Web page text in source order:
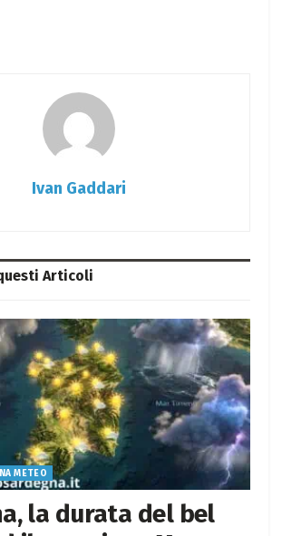
Ivan Gaddari
Articoli
METEO
la durata del bel